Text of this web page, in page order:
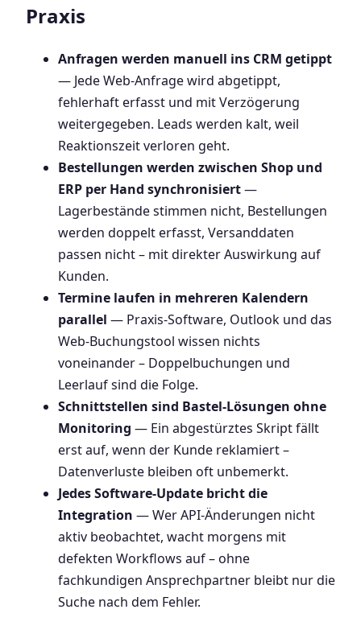
Praxis
Anfragen werden manuell ins CRM getippt
— Jede Web-Anfrage wird abgetippt,
fehlerhaft erfasst und mit Verzögerung
weitergegeben. Leads werden kalt, weil
Reaktionszeit verloren geht.
Bestellungen werden zwischen Shop und
ERP per Hand synchronisiert—
Lagerbestände stimmen nicht, Bestellungen
werden doppelt erfasst, Versanddaten
passen nicht – mit direkter Auswirkung auf
Kunden.
Termine laufen in mehreren Kalendern
parallel — Praxis-Software, Outlook und das
Web-Buchungstool wissen nichts
voneinander – Doppelbuchungen und
Leerlauf sind die Folge.
Schnittstellen sind Bastel-Lösungen ohne
Monitoring — Ein abgestürztes Skript fällt
erst auf, wenn der Kunde reklamiert –
Datenverluste bleiben oft unbemerkt.
Jedes Software-Update bricht die
Integration — Wer API-Änderungen nicht
aktiv beobachtet, wacht morgens mit
defekten Workflows auf – ohne
fachkundigen Ansprechpartner bleibt nur die
Suche nach dem Fehler.